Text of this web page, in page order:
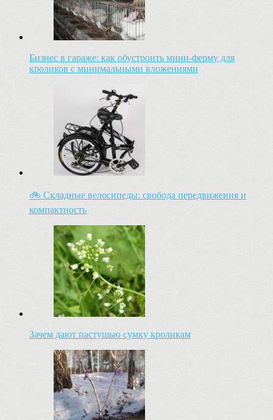
Бизнес в гараже: как обустроить мини-ферму для
кроликов с минимальными вложениями
🚲 Складные велосипеды: свобода передвижения и
компактность
Зачем дают пастушью сумку кроликам